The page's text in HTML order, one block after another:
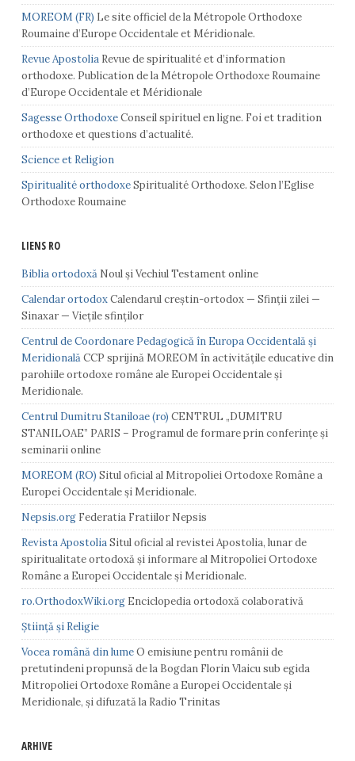
MOREOM (FR) Le site officiel de la Métropole Orthodoxe
Roumaine d’Europe Occidentale et Méridionale.
Revue ApostoliaRevue de spiritualité et d’information
orthodoxe. Publication de la Métropole Orthodoxe Roumaine
d’Europe Occidentale et Méridionale
Sagesse OrthodoxeConseil spirituel en ligne. Foi et tradition
orthodoxe et questions d’actualité.
Science et Religion
Spiritualité orthodoxeSpiritualité Orthodoxe. Selon l’Eglise
Orthodoxe Roumaine
LIENS RO
Biblia ortodoxăNoul și Vechiul Testament online
Calendar ortodoxCalendarul creștin-ortodox — Sfinții zilei —
Sinaxar — Viețile sfinților
Centrul de Coordonare Pedagogică în Europa Occidentală şi
MeridionalăCCP sprijină MOREOM în activităţile educative din
parohiile ortodoxe române ale Europei Occidentale şi
Meridionale.
Centrul Dumitru Staniloae (ro) CENTRUL „DUMITRU
STANILOAE” PARIS – Programul de formare prin conferințe și
seminarii online
MOREOM (RO) Situl oficial al Mitropoliei Ortodoxe Române a
Europei Occidentale și Meridionale.
Nepsis.orgFederatia Fratiilor Nepsis
Revista ApostoliaSitul oficial al revistei Apostolia, lunar de
spiritualitate ortodoxă și informare al Mitropoliei Ortodoxe
Române a Europei Occidentale și Meridionale.
ro.OrthodoxWiki.orgEnciclopedia ortodoxă colaborativă
Știință și Religie
Vocea română din lumeO emisiune pentru românii de
pretutindeni propunsă de la Bogdan Florin Vlaicu sub egida
Mitropoliei Ortodoxe Române a Europei Occidentale și
Meridionale, și difuzată la Radio Trinitas
ARHIVE